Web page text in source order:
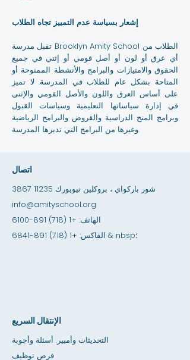
إشعار بسياسة عدم التمييز تجاه الطلاب
تقبل مدرسة Brooklyn Amity School الطلاب من
أي عرق أو لون أو أصل قومي أو إثني في جميع
الحقوق والامتيازات والبرامج والأنشطة الممنوحة أو
المتاحة بشكل عام للطلاب في المدرسة. لا تميز
على أساس العرق واللون والأصل القومي والإثني
في إدارة سياساتها التعليمية وسياسات القبول
وبرامج المنح الدراسية والقروض والبرامج الرياضية
وغيرها من البرامج التي تديرها المدرسة.
اتصال
3867 شور باركواي ، بروكلين نيويورك 11235
info@amityschool.org
الهاتف: +1 (718) 891-6100
الفاكس: +1 (718) 891-6841 & nbsp؛
الإنتقال السريع
التحديثات وأمبير. أسئلة وأجوبة
فرص توظيف